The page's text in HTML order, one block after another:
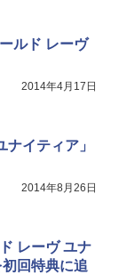
ルド レーヴ
2014年4月17日
イティア」
2014年8月26日
レーヴ ユナ
回特典に追